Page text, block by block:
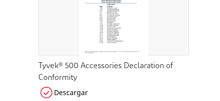
Tyvek® 500 Accessories Declaration of
Conformity
Descargar